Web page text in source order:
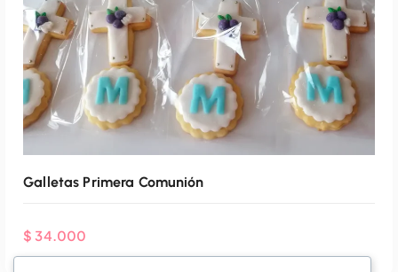
Galletas Primera Comunión
$ 34.000